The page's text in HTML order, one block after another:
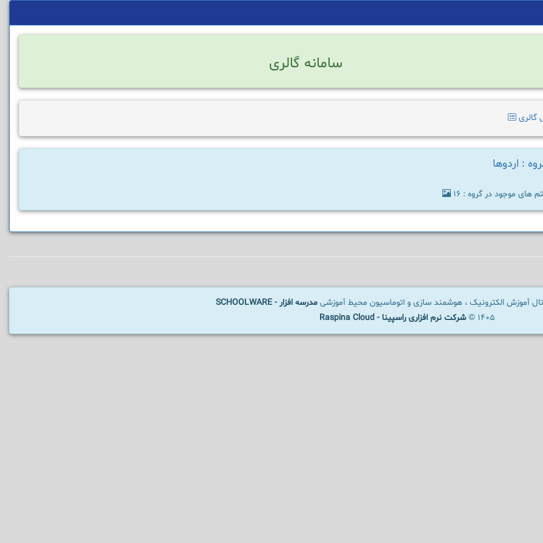
سامانه گالری
گالری
: اردوها
های موجود در گروه : 16
آموزش الکترونیک ، هوشمند سازی و اتوماسیون محیط آموزشی مدرسه افزار - SCHOOLWARE
1405 ©
شرکت نرم افزاری راسپینا - Raspina Cloud